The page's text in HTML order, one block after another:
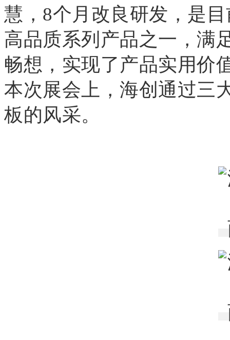
慧，8个月改良研发，是
高品质系列产品之一，满
畅想，实现了产品实用价
本次展会上，海创通过三
板的风采。